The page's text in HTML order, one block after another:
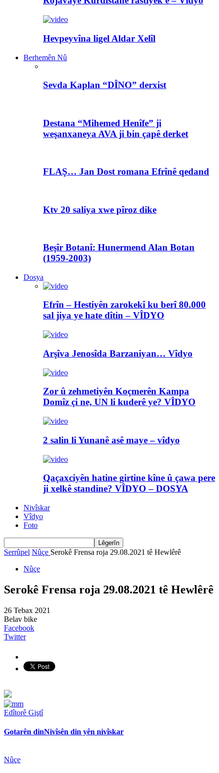
Hevpeyvîna ligel Aldar Xelîl
Berhemên Nû
Sevda Kaplan “DÎNO” derxist
Destana “Mihemed Henîfe” ji
weşanxaneya AVA ji bin çapê derket
FLAŞ… Jan Dost romana Efrînê qedand
Ktv 20 saliya xwe pîroz dike
Beşîr Botanî: Hunermend Alan Botan
(1959-2003)
Dosya
Efrîn – Hestiyên zarokekî ku berî 80.000
sal jiya ye hate dîtin – VÎDYO
Arşîva Jenosîda Barzaniyan… Vîdyo
Zor û zehmetiyên Koçmerên Kampa
Domîz çi ne, UN li kuderê ye? VÎDYO
2 salin li Yunanê asê maye – vîdyo
Qaçaxciyên hatine girtine kîne û çawa pere
ji xelkê standine? VÎDYO – DOSYA
Nivîskar
Vîdyo
Foto
Serrûpel Nûçe Serokê Frensa roja 29.08.2021 tê Hewlêrê
Nûçe
Serokê Frensa roja 29.08.2021 tê Hewlêrê
26 Tebax 2021
Belav bike
Facebook
Twitter
Edîtorê Giştî
Gotarên dinNivîsên din yên nivîskar
Nûçe